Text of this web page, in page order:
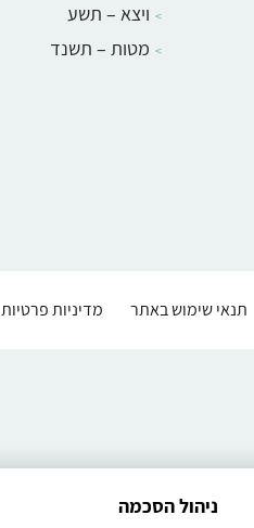
ויצא – תשע
מטות – תשנד
תנאי שימוש באתר מדיניות פרטיות
ניהול הסכמה